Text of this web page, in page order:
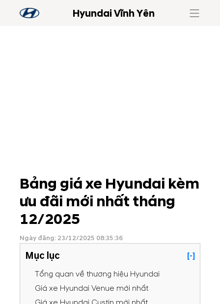
Hyundai Vĩnh Yên
Bảng giá xe Hyundai kèm
ưu đãi mới nhất tháng
12/2025
Ngày đăng: 23/12/2025 08:35:36
Mục lục
[-]
Tổng quan về thương hiệu Hyundai
Giá xe Hyundai Venue mới nhất